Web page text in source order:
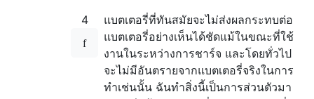
4
แบตเตอรี่ที่ทันสมัยจะไม่ส่งผลกระทบต่อ
แบตเตอรี่อย่างเห็นได้ชัดแม้ในขณะที่ใช้
งานในระหว่างการชาร์จ และโดยทั่วไป
จะไม่มีอันตรายจากแบตเตอรี่จริงในการ
ทำเช่นนั้น ฉันทำสิ่งนี้เป็นการส่วนตัวมา